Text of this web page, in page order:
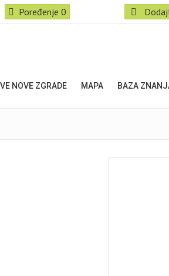
Poređenje 0
NOVE ZGRADE MAPA BAZA